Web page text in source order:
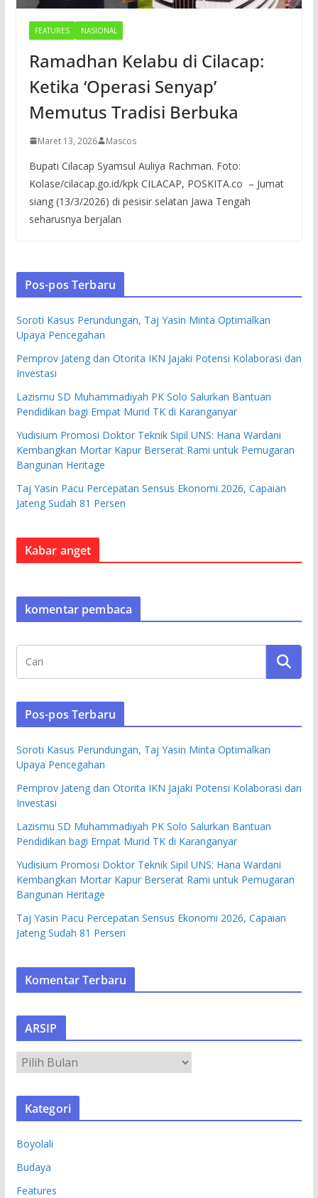
FEATURES NASIONAL
Ramadhan Kelabu di Cilacap:
Ketika ‘Operasi Senyap’
Memutus Tradisi Berbuka
Maret 13, 2026 Mascos
Bupati Cilacap Syamsul Auliya Rachman. Foto:
Kolase/cilacap.go.id/kpk CILACAP, POSKITA.co – Jumat
siang (13/3/2026) di pesisir selatan Jawa Tengah
seharusnya berjalan
Pos-pos Terbaru
Soroti Kasus Perundungan, Taj Yasin Minta Optimalkan
Upaya Pencegahan
Pemprov Jateng dan Otorita IKN Jajaki Potensi Kolaborasi dan
Investasi
Lazismu SD Muhammadiyah PK Solo Salurkan Bantuan
Pendidikan bagi Empat Murid TK di Karanganyar
Yudisium Promosi Doktor Teknik Sipil UNS: Hana Wardani
Kembangkan Mortar Kapur Berserat Rami untuk Pemugaran
Bangunan Heritage
Taj Yasin Pacu Percepatan Sensus Ekonomi 2026, Capaian
Jateng Sudah 81 Persen
Kabar anget
komentar pembaca
Pos-pos Terbaru
Soroti Kasus Perundungan, Taj Yasin Minta Optimalkan
Upaya Pencegahan
Pemprov Jateng dan Otorita IKN Jajaki Potensi Kolaborasi dan
Investasi
Lazismu SD Muhammadiyah PK Solo Salurkan Bantuan
Pendidikan bagi Empat Murid TK di Karanganyar
Yudisium Promosi Doktor Teknik Sipil UNS: Hana Wardani
Kembangkan Mortar Kapur Berserat Rami untuk Pemugaran
Bangunan Heritage
Taj Yasin Pacu Percepatan Sensus Ekonomi 2026, Capaian
Jateng Sudah 81 Persen
Komentar Terbaru
ARSIP
R
S
Kategori
Boyolali
Budaya
Features